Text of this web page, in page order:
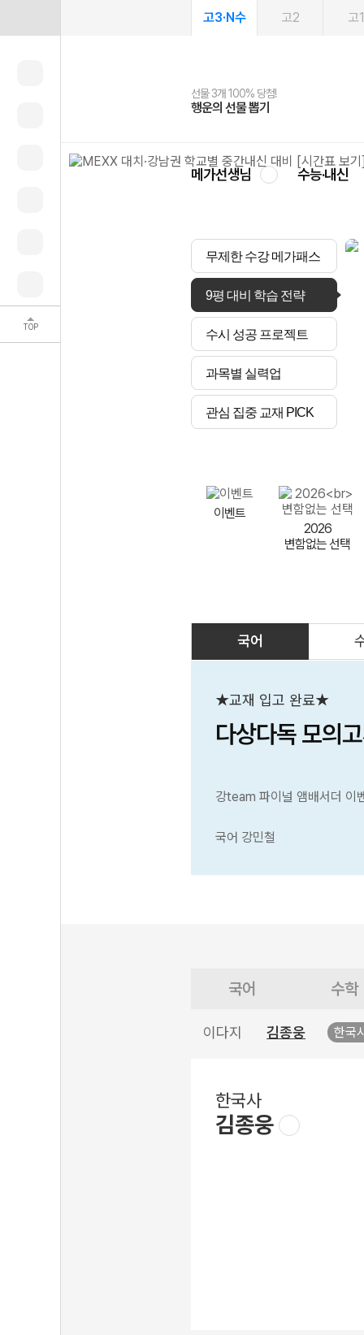
TOP
고3·N수 고2 고1
선물 3개 100% 당첨!
행운의 선물 뽑기
선물 100% 증정!
메가스터디 X 올리브
여름방학 스터디 캐시백
메가런 썸머스쿨
2027 러셀 단과
강사 공개선발
스마트러닝앱
설문 EVENT
메가패스
3일 무료 체험권
메가패스 수강생 무료혜택!
메가클럽 멤버십
사회공헌 캠페인
희망이룸 메가나눔
메가선생님 수능·내신
무제한 수강 메가패스
9평 대비 학습 전략
수시 성공 프로젝트
과목별 실력업
관심 집중 교재 PICK
이벤트
2026
변함없는 선택
국어
★교재 입고 완료★
다상다독 모의
강team 파이널 앰배서더
국어 강민철
국어 수학
이다지 김종웅 한국
한국사
김종웅